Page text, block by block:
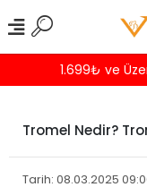
1.699₺ ve
Tromel Nedir?
Tarih: 08.03.2025